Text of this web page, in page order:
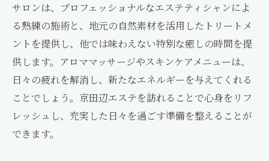
サロンは、プロフェッショナルなエステティシャンによ
る熟練の施術と、地元の自然素材を活用したトリートメ
ントを提供し、他では味わえない特別な癒しの時間を提
供します。アロママッサージやスキンケアメニューは、
日々の疲れを解消し、新たなエネルギーを与えてくれる
ことでしょう。京田辺エステを訪れることで心身をリフ
レッシュし、充実した日々を過ごす準備を整えることが
できます。